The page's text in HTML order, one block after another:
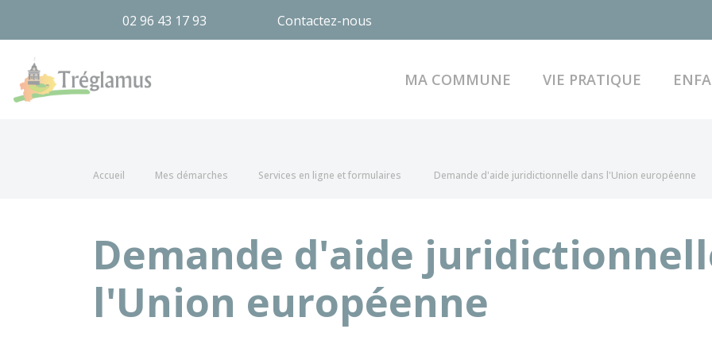
02 96 43 17 93 Contactez-nous
MA COMMUNE VIE PRATIQUE
Accueil Mes démarches Services en ligne et formulaires Demande d'aide juridictionnelle dans l'Union européenne
Demande d'aide
l'Union européenne